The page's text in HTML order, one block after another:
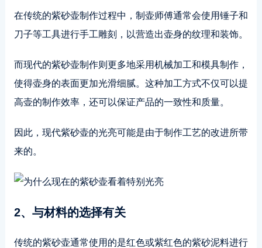
在传统的紫砂壶制作过程中，制壶师傅通常会使用锤子和
刀子等工具进行手工雕刻，以营造出壶身的纹理和装饰。
而现代的紫砂壶制作则更多地采用机械加工和模具制作，
使得壶身的表面更加光滑细腻。这种加工方式不仅可以提
高壶的制作效率，还可以保证产品的一致性和质量。
因此，现代紫砂壶的光亮可能是由于制作工艺的改进所带
来的。
2、与材料的选择有关
传统的紫砂壶通常使用的是红色或紫红色的紫砂泥料进行